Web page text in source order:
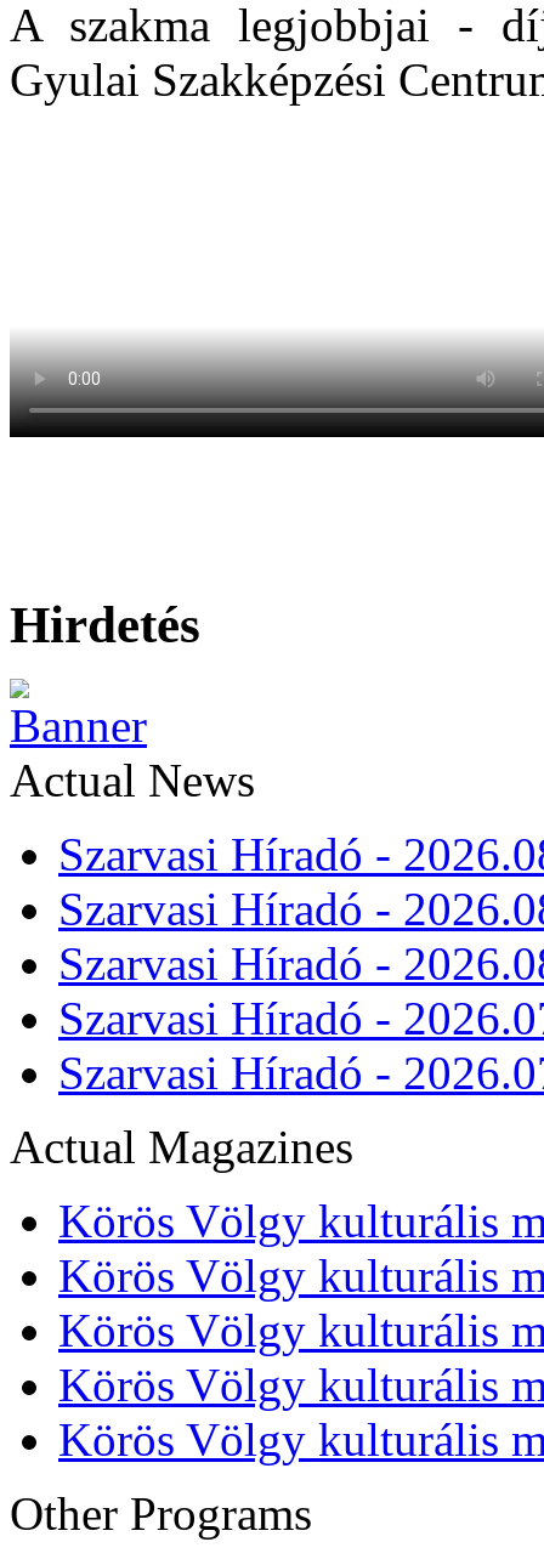
A szakma legjobbjai -
Gyulai Szakképzési
Hirdetés
Actual News
Szarvasi Híradó -
Szarvasi Híradó -
Szarvasi Híradó -
Szarvasi Híradó -
Szarvasi Híradó -
Actual Magazines
Körös Völgy kulturális
Körös Völgy kulturális
Körös Völgy kulturális
Körös Völgy kulturális
Körös Völgy kulturális
Other Programs